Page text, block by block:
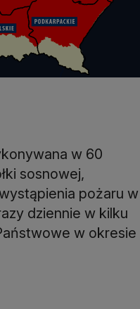
w 60
sosnowej,
pożaru w
dziennie w kilku
w okresie